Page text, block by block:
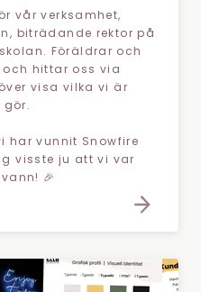
vår verksamhet,
biträdande rektor på
Föräldrar och
hittar oss via
visa vilka vi är
har vunnit Snowfire
visste ju att vi var
🎉